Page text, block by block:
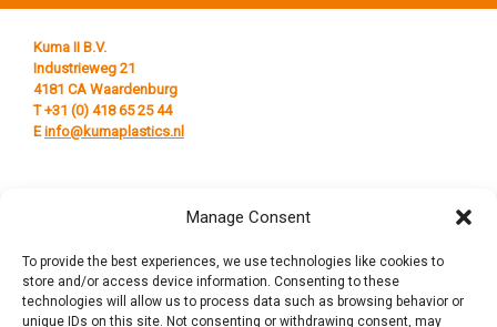
Manage Consent
To provide the best experiences, we use technologies like cookies to
store and/or access device information. Consenting to these
technologies will allow us to process data such as browsing behavior or
unique IDs on this site. Not consenting or withdrawing consent, may
Kuma II B.V.
Industrieweg 21
4181 CA Waardenburg
T +31 (0) 418 65 25 44
Einfo@kumaplastics.nl